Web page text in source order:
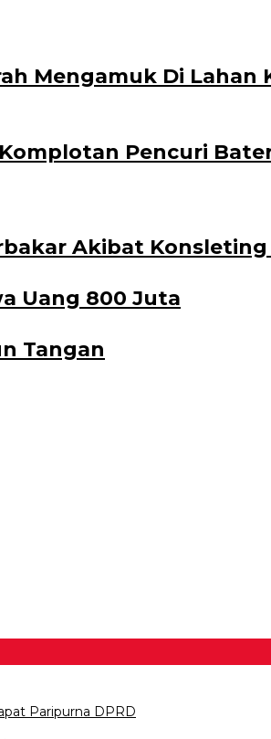
Mengamuk Di Lahan
Pencuri
Akibat
Uang 800 Juta
Tangan
Paripurna DPRD